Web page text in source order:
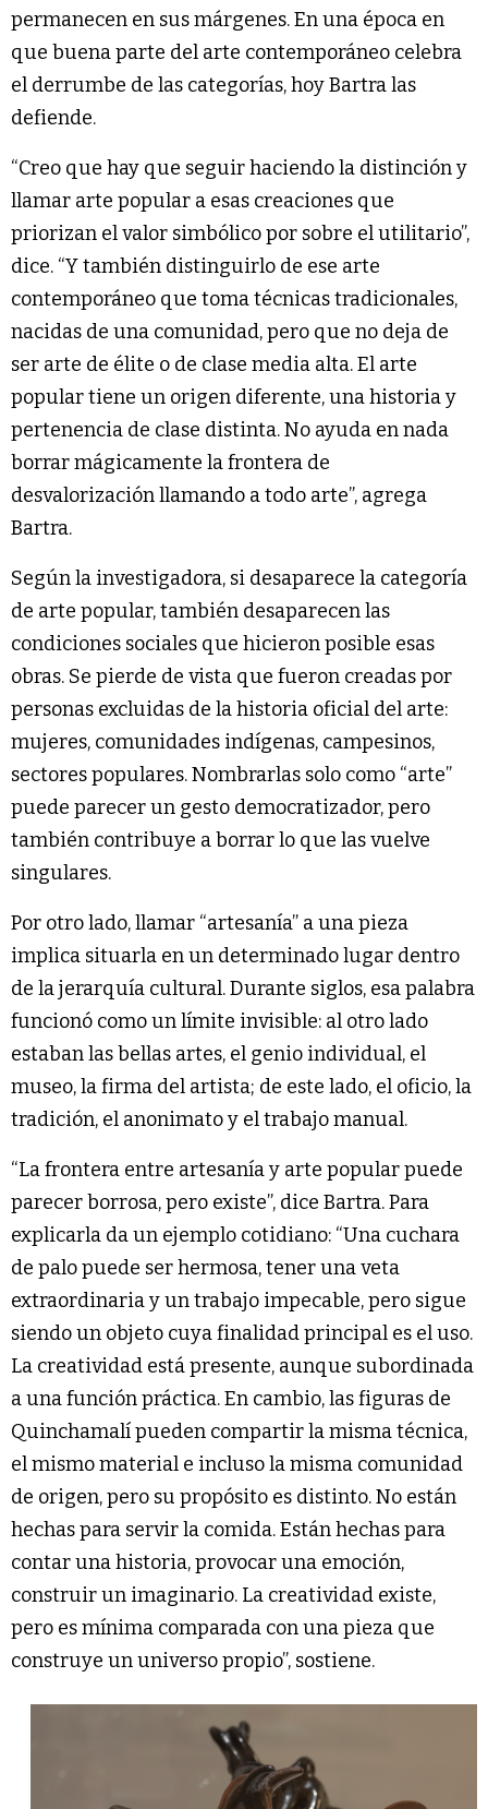
permanecen en sus márgenes. En una época en
que buena parte del arte contemporáneo celebra
el derrumbe de las categorías, hoy Bartra las
defiende.
“Creo que hay que seguir haciendo la distinción y
llamar arte popular a esas creaciones que
priorizan el valor simbólico por sobre el utilitario”,
dice. “Y también distinguirlo de ese arte
contemporáneo que toma técnicas tradicionales,
nacidas de una comunidad, pero que no deja de
ser arte de élite o de clase media alta. El arte
popular tiene un origen diferente, una historia y
pertenencia de clase distinta. No ayuda en nada
borrar mágicamente la frontera de
desvalorización llamando a todo arte”, agrega
Bartra.
Según la investigadora, si desaparece la categoría
de arte popular, también desaparecen las
condiciones sociales que hicieron posible esas
obras. Se pierde de vista que fueron creadas por
personas excluidas de la historia oficial del arte:
mujeres, comunidades indígenas, campesinos,
sectores populares. Nombrarlas solo como “arte”
puede parecer un gesto democratizador, pero
también contribuye a borrar lo que las vuelve
singulares.
Por otro lado, llamar “artesanía” a una pieza
implica situarla en un determinado lugar dentro
de la jerarquía cultural. Durante siglos, esa palabra
funcionó como un límite invisible: al otro lado
estaban las bellas artes, el genio individual, el
museo, la firma del artista; de este lado, el oficio, la
tradición, el anonimato y el trabajo manual.
“La frontera entre artesanía y arte popular puede
parecer borrosa, pero existe”, dice Bartra. Para
explicarla da un ejemplo cotidiano: “Una cuchara
de palo puede ser hermosa, tener una veta
extraordinaria y un trabajo impecable, pero sigue
siendo un objeto cuya finalidad principal es el uso.
La creatividad está presente, aunque subordinada
a una función práctica. En cambio, las figuras de
Quinchamalí pueden compartir la misma técnica,
el mismo material e incluso la misma comunidad
de origen, pero su propósito es distinto. No están
hechas para servir la comida. Están hechas para
contar una historia, provocar una emoción,
construir un imaginario. La creatividad existe,
pero es mínima comparada con una pieza que
construye un universo propio”, sostiene.